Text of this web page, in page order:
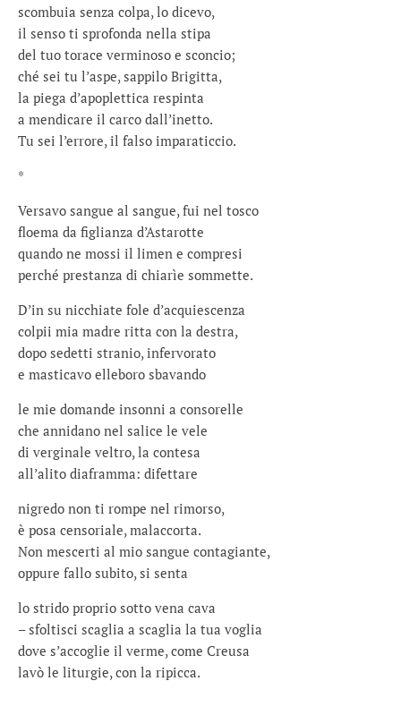
scombuia senza colpa, lo dicevo,
il senso ti sprofonda nella stipa
del tuo torace verminoso e sconcio;
ché sei tu l’aspe, sappilo Brigitta,
la piega d’apoplettica respinta
a mendicare il carco dall’inetto.
Tu sei l’errore, il falso imparaticcio.
*
Versavo sangue al sangue, fui nel tosco
floema da figlianza d’Astarotte
quando ne mossi il limen e compresi
perché prestanza di chiarìe sommette.
D’in su nicchiate fole d’acquiescenza
colpii mia madre ritta con la destra,
dopo sedetti stranio, infervorato
e masticavo elleboro sbavando
le mie domande insonni a consorelle
che annidano nel salice le vele
di verginale veltro, la contesa
all’alito diaframma: difettare
nigredo non ti rompe nel rimorso,
è posa censoriale, malaccorta.
Non mescerti al mio sangue contagiante,
oppure fallo subito, si senta
lo strido proprio sotto vena cava
– sfoltisci scaglia a scaglia la tua voglia
dove s’accoglie il verme, come Creusa
lavò le liturgie, con la ripicca.